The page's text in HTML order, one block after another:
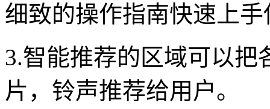
细致的操作指南快速上手
3.智能推荐的区域可以把
片，铃声推荐给用户。